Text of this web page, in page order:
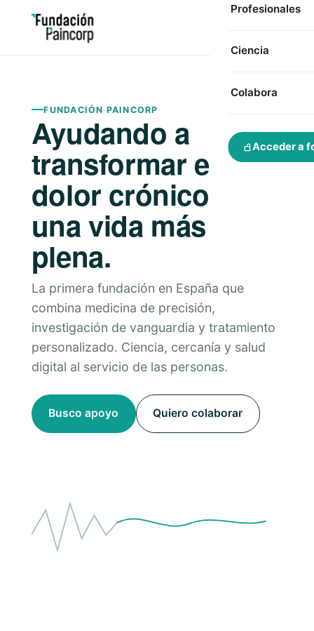
Profesionales
Ciencia
Colabora
Acceder a
FUNDACIÓN PAINCORP
Ayudando a
transformar el
dolor crónico en
una vida más
plena.
La primera fundación en España que
combina medicina de precisión,
investigación de vanguardia y tratamiento
personalizado. Ciencia, cercanía y salud
digital al servicio de las personas.
Busco apoyo Quiero colaborar